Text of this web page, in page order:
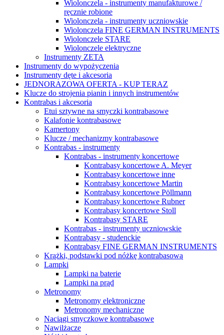
Wiolonczela - instrumenty manufakturowe /
ręcznie robione
Wiolonczela - instrumenty uczniowskie
Wiolonczela FINE GERMAN INSTRUMENTS
Wiolonczele STARE
Wiolonczele elektryczne
Instrumenty ZETA
Instrumenty do wypożyczenia
Instrumenty dęte i akcesoria
JEDNORAZOWA OFERTA - KUP TERAZ
Klucze do strojenia pianin i innych instrumentów
Kontrabas i akcesoria
Etui sztywne na smyczki kontrabasowe
Kalafonie kontrabasowe
Kamertony
Klucze / mechanizmy kontrabasowe
Kontrabas - instrumenty
Kontrabas - instrumenty koncertowe
Kontrabasy koncertowe A. Meyer
Kontrabasy koncertowe inne
Kontrabasy koncertowe Martin
Kontrabasy koncertowe Pöllmann
Kontrabasy koncertowe Rubner
Kontrabasy koncertowe Stoll
Kontrabasy STARE
Kontrabas - instrumenty uczniowskie
Kontrabasy - studenckie
Kontrabasy FINE GERMAN INSTRUMENTS
Krążki, podstawki pod nóżkę kontrabasową
Lampki
Lampki na baterie
Lampki na prąd
Metronomy
Metronomy elektroniczne
Metronomy mechaniczne
Naciągi smyczkowe kontrabasowe
Nawilżacze